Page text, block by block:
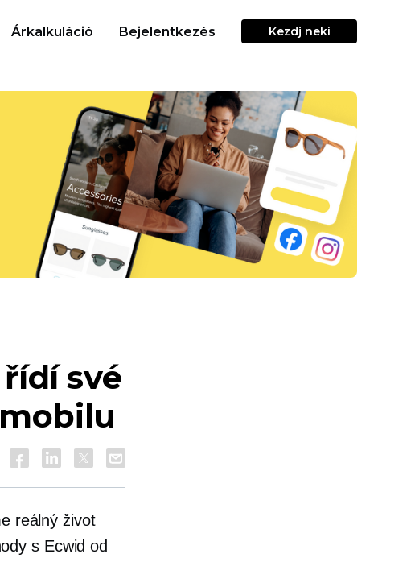
Árkalkuláció Bejelentkezés Kezdj neki
své
reálný život
s Ecwid od